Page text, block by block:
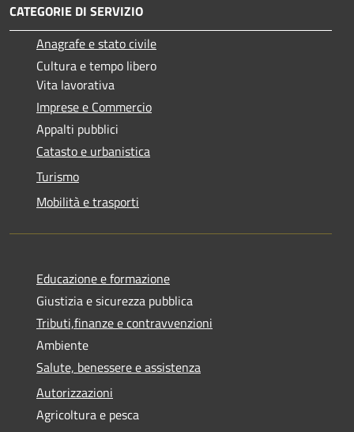
CATEGORIE DI SERVIZIO
Anagrafe e stato civile
Cultura e tempo libero
Vita lavorativa
Imprese e Commercio
Appalti pubblici
Catasto e urbanistica
Turismo
Mobilità e trasporti
Educazione e formazione
Giustizia e sicurezza pubblica
Tributi,finanze e contravvenzioni
Ambiente
Salute, benessere e assistenza
Autorizzazioni
Agricoltura e pesca